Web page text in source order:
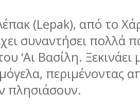
(Lepak), από το
συναντήσει πολλά
‘Αι Βασίλη. Ξεκινάει
περιµένοντας
πλησιάσουν.